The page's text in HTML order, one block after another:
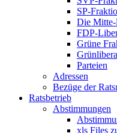
SP-
Die
FDP-
Grüne
Parteien
Adressen
Bezüge der
Ratsbetrieb
Abstimmungen
xls Files